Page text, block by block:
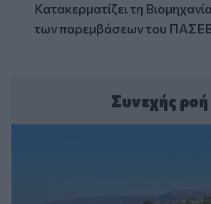
Κατακερματίζει τη
των παρεμβάσεων του
Συνεχής ροή